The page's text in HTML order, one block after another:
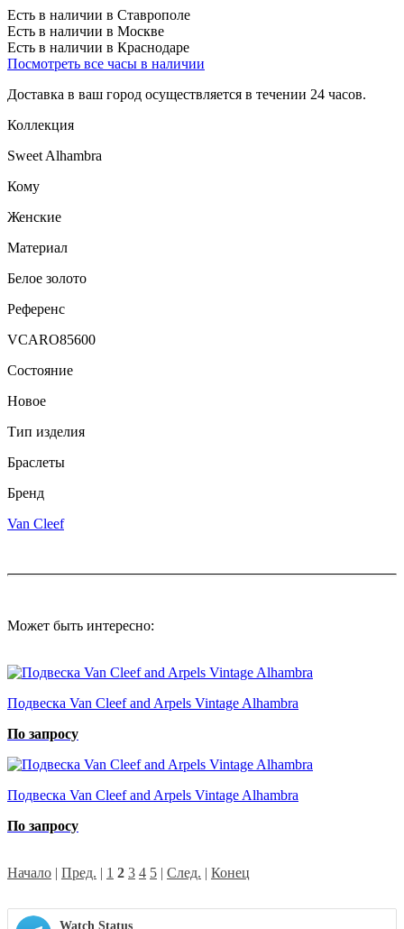
Есть в наличии в Ставрополе
Есть в наличии в Москве
Есть в наличии в Краснодаре
Посмотреть все часы в наличии
Доставка в ваш город осуществляется в течении 24 часов.
Коллекция
Sweet Alhambra
Кому
Женские
Материал
Белое золото
Референс
VCARO85600
Состояние
Новое
Тип изделия
Браслеты
Бренд
Van Cleef
Может быть интересно:
Подвеска Van Cleef and Arpels Vintage Alhambra
По запросу
Подвеска Van Cleef and Arpels Vintage Alhambra
По запросу
Начало | Пред. | 1 2 3 4 5 | След. | Конец